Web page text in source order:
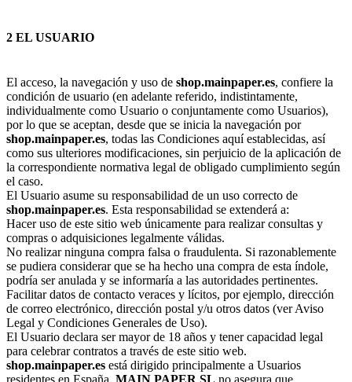
2 EL USUARIO
El acceso, la navegación y uso de shop.mainpaper.es, confiere la
condición de usuario (en adelante referido, indistintamente,
individualmente como Usuario o conjuntamente como Usuarios),
por lo que se aceptan, desde que se inicia la navegación por
shop.mainpaper.es, todas las Condiciones aquí establecidas, así
como sus ulteriores modificaciones, sin perjuicio de la aplicación de
la correspondiente normativa legal de obligado cumplimiento según
el caso.
El Usuario asume su responsabilidad de un uso correcto de
shop.mainpaper.es. Esta responsabilidad se extenderá a:
Hacer uso de este sitio web únicamente para realizar consultas y
compras o adquisiciones legalmente válidas.
No realizar ninguna compra falsa o fraudulenta. Si razonablemente
se pudiera considerar que se ha hecho una compra de esta índole,
podría ser anulada y se informaría a las autoridades pertinentes.
Facilitar datos de contacto veraces y lícitos, por ejemplo, dirección
de correo electrónico, dirección postal y/u otros datos (ver Aviso
Legal y Condiciones Generales de Uso).
El Usuario declara ser mayor de 18 años y tener capacidad legal
para celebrar contratos a través de este sitio web.
shop.mainpaper.es está dirigido principalmente a Usuarios
residentes en España. MAIN PAPER SL no asegura que